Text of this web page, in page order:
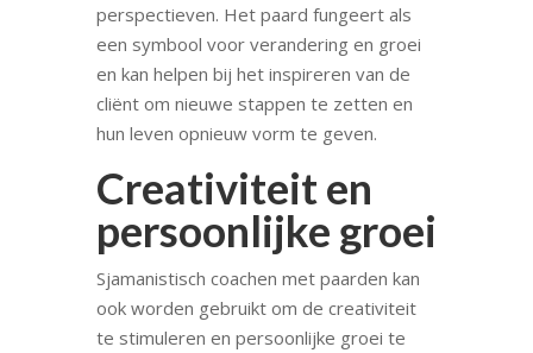
perspectieven. Het paard fungeert als
een symbool voor verandering en groei
en kan helpen bij het inspireren van de
cliënt om nieuwe stappen te zetten en
hun leven opnieuw vorm te geven.
Creativiteit en
persoonlijke groei
Sjamanistisch coachen met paarden kan
ook worden gebruikt om de creativiteit
te stimuleren en persoonlijke groei te